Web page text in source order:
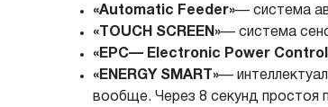
«Automatic Feeder»— система
«TOUCH SCREEN»— система
«EPC— Electronic Power
«ENERGY SMART»—
вообще. Через 8 секунд простоя